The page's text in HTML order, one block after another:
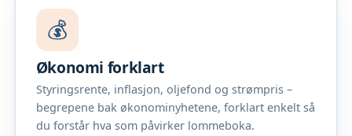
💰
Økonomi forklart
Styringsrente, inflasjon, oljefond og strømpris –
begrepene bak økonominyhetene, forklart enkelt så
du forstår hva som påvirker lommeboka.